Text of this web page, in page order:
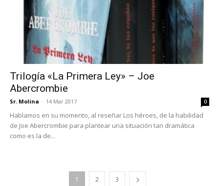
Trilogía «La Primera Ley» – Joe
Abercrombie
Sr. Molina - 14 Mar 2017 0
Hablamos en su momento, al reseñar Los héroes, de la habilidad
de Joe Abercrombie para plantear una situación tan dramática
como es la de...
1 2 3